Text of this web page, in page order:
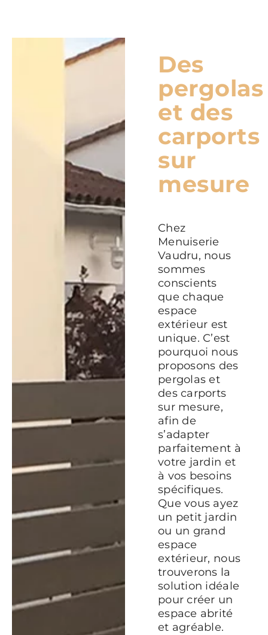
Des
pergolas
et des
carports
sur
mesure
Chez
Menuiserie
Vaudru, nous
sommes
conscients
que chaque
espace
extérieur est
unique. C’est
pourquoi nous
proposons des
pergolas et
des carports
sur mesure,
afin de
s’adapter
parfaitement à
votre jardin et
à vos besoins
spécifiques.
Que vous ayez
un petit jardin
ou un grand
espace
extérieur, nous
trouverons la
solution idéale
pour créer un
espace abrité
et agréable.